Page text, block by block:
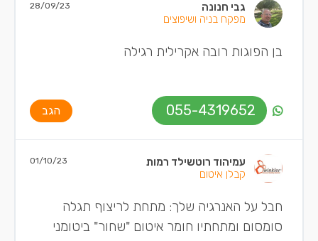
גבי חנונה
מפקח בניה ושיפוצים
28/09/23
בן הפוגות רובה אקרילית רגילה
055-4319652 הגב
עמיהוד רוטשילד רמות
קבלן איטום
01/10/23
חבל על האנרגיה שלך: מתחת לריצוף תגלה
סומסום ומתחתיו חומר איטום "שחור" ביטומני